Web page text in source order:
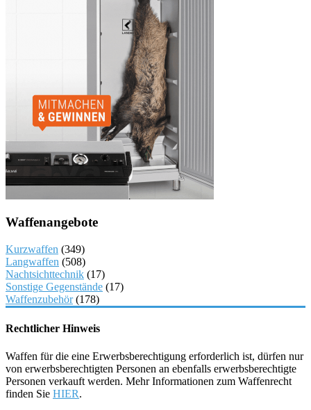
Waffenangebote
Kurzwaffen (349)
Langwaffen (508)
Nachtsichttechnik (17)
Sonstige Gegenstände (17)
Waffenzubehör(178)
Rechtlicher Hinweis
Waffen für die eine Erwerbsberechtigung erforderlich ist, dürfen nur
von erwerbsberechtigten Personen an ebenfalls erwerbsberechtigte
Personen verkauft werden. Mehr Informationen zum Waffenrecht
finden Sie HIER.